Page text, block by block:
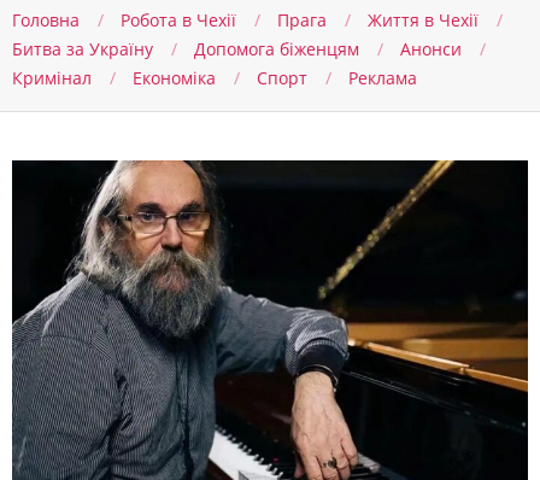
Головна Робота в Чехії Прага
Життя в Чеxії
Битва за Україну
Допомога біженцям
Анонси
Кримінал
Економіка Спорт Реклама